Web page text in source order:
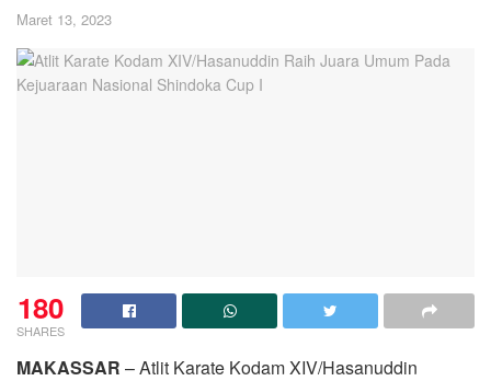
Maret 13, 2023
180
SHARES
MAKASSAR – Atlit Karate Kodam XIV/Hasanuddin